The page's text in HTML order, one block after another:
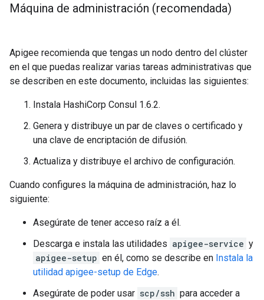
Máquina de administración (recomendada)
Apigee recomienda que tengas un nodo dentro del clúster
en el que puedas realizar varias tareas administrativas que
se describen en este documento, incluidas las siguientes:
Instala HashiCorp Consul 1.6.2.
Genera y distribuye un par de claves o certificado y
una clave de encriptación de difusión.
Actualiza y distribuye el archivo de configuración.
Cuando configures la máquina de administración, haz lo
siguiente:
Asegúrate de tener acceso raíz a él.
Descarga e instala las utilidades apigee-service y
apigee-setup en él, como se describe en Instala la
utilidad apigee-setup de Edge.
Asegúrate de poder usar scp/ssh para acceder a